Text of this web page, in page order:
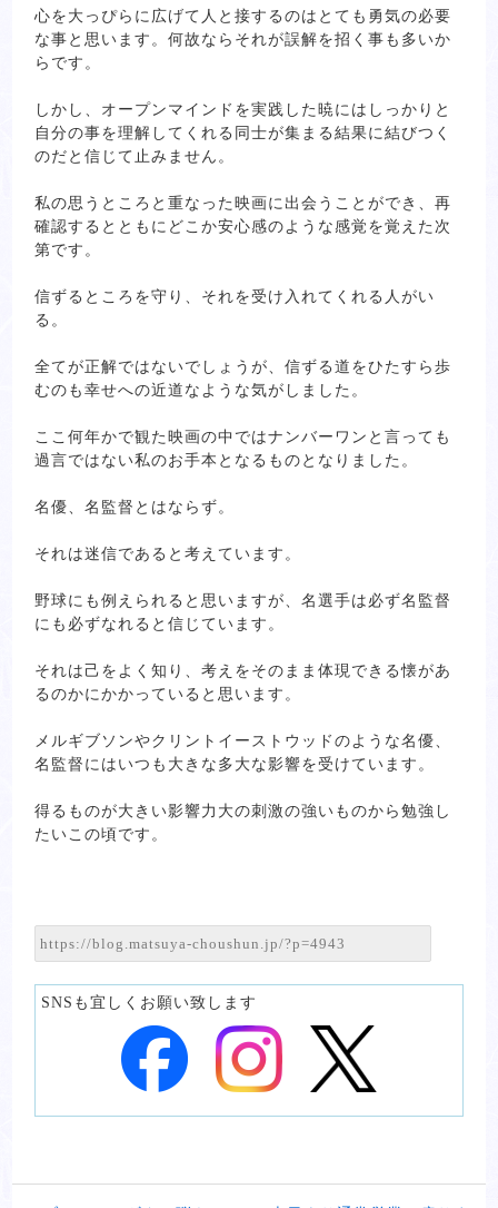
心を大っぴらに広げて人と接するのはとても勇気の必要
な事と思います。何故ならそれが誤解を招く事も多いか
らです。
しかし、オープンマインドを実践した暁にはしっかりと
自分の事を理解してくれる同士が集まる結果に結びつく
のだと信じて止みません。
私の思うところと重なった映画に出会うことができ、再
確認するとともにどこか安心感のような感覚を覚えた次
第です。
信ずるところを守り、それを受け入れてくれる人がい
る。
全てが正解ではないでしょうが、信ずる道をひたすら歩
むのも幸せへの近道なような気がしました。
ここ何年かで観た映画の中ではナンバーワンと言っても
過言ではない私のお手本となるものとなりました。
名優、名監督とはならず。
それは迷信であると考えています。
野球にも例えられると思いますが、名選手は必ず名監督
にも必ずなれると信じています。
それは己をよく知り、考えをそのまま体現できる懐があ
るのかにかかっていると思います。
メルギブソンやクリントイーストウッドのような名優、
名監督にはいつも大きな多大な影響を受けています。
得るものが大きい影響力大の刺激の強いものから勉強し
たいこの頃です。
SNSも宜しくお願い致します